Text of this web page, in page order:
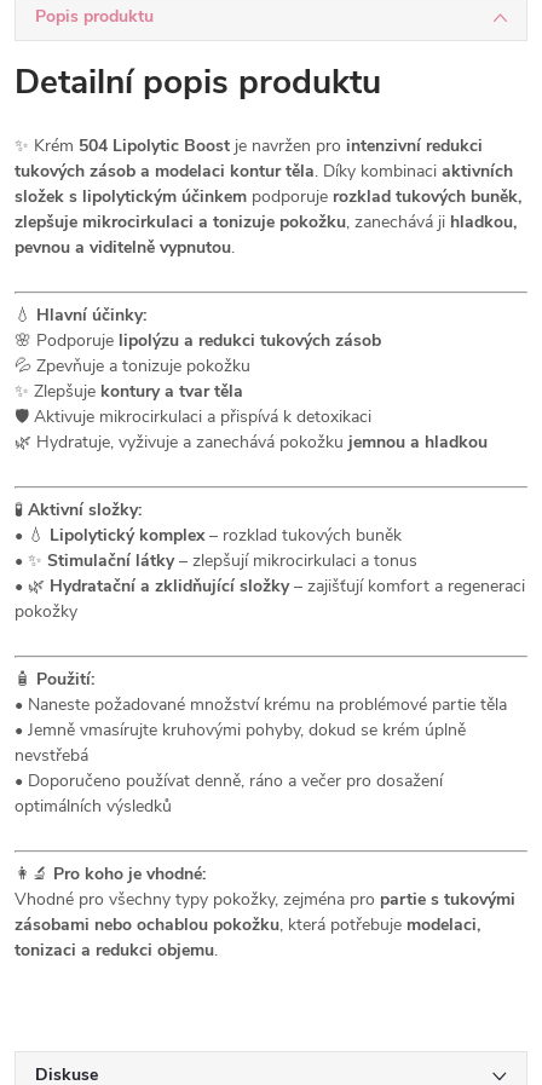
Popis produktu
Detailní popis produktu
✨ Krém 504 Lipolytic Boost je navržen pro intenzivní redukci
tukových zásob a modelaci kontur těla. Díky kombinaci aktivních
složek s lipolytickým účinkem podporuje rozklad tukových buněk,
zlepšuje mikrocirkulaci a tonizuje pokožku, zanechává ji hladkou,
pevnou a viditelně vypnutou.
💧 Hlavní účinky:
🌸 Podporuje lipolýzu a redukci tukových zásob
💦 Zpevňuje a tonizuje pokožku
✨ Zlepšuje kontury a tvar těla
🛡️ Aktivuje mikrocirkulaci a přispívá k detoxikaci
🌿 Hydratuje, vyživuje a zanechává pokožku jemnou a hladkou
🧪 Aktivní složky:
• 💧 Lipolytický komplex– rozklad tukových buněk
• ✨ Stimulační látky– zlepšují mikrocirkulaci a tonus
• 🌿 Hydratační a zklidňující složky– zajišťují komfort a regeneraci
pokožky
🧴 Použití:
• Naneste požadované množství krému na problémové partie těla
• Jemně vmasírujte kruhovými pohyby, dokud se krém úplně
nevstřebá
• Doporučeno používat denně, ráno a večer pro dosažení
optimálních výsledků
👩‍🔬 Pro koho je vhodné:
Vhodné pro všechny typy pokožky, zejména pro partie s tukovými
zásobami nebo ochablou pokožku, která potřebuje modelaci,
tonizaci a redukci objemu.
Diskuse